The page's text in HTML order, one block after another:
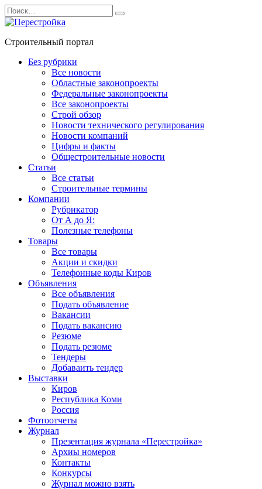
Перейти
к
содержанию
Search
for:
Строительный портал
Без рубрики
Все новости
Областные законопроекты
Федеральные законопроекты
Все законопроекты
Строй обзор
Новости технического регулирования
Новости компаний
Цифры и факты
Общестроительные новости
Статьи
Все статьи
Строительные термины
Компании
Рубрикатор
От А до Я:
Полезные телефоны
Товары
Все товары
Акции и скидки
Телефонные коды Киров
Объявления
Все объявления
Подать объявление
Вакансии
Подать вакансию
Резюме
Подать резюме
Тендеры
Добаваить тендер
Выставки
Киров
Республика Коми
Россия
Фотоотчеты
Журнал
Презентация журнала «Перестройка»
Архиы номеров
Контакты
Конкурсы
Журнал можно взять